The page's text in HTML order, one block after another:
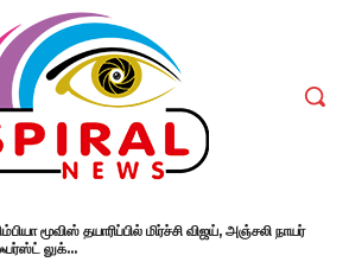
மூவிஸ் தயாரிப்பில் மிர்ச்சி விஜய், அஞ்சலி நாயர்
லுக்...